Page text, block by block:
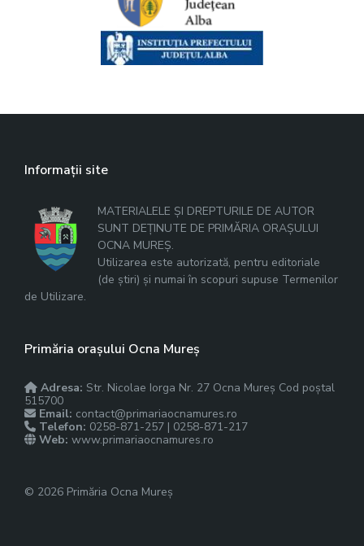
Informații site
MATERIALELE ȘI DREPTURILE DE AUTOR
SUNT DEȚINUTE DE PRIMĂRIA ORAȘULUI
OCNA MUREȘ.
Utilizarea este autorizată, pentru editoriale
(de știri) și numai în scopuri supuse Termenilor
de Utilizare.
Primăria orașului Ocna Mureș
Adresa: Str. Nicolae Iorga Nr. 27 Ocna Mureș Cod poștal
515700
Email: contact@primariaocnamures.ro
Telefon: 0258-871-257 | 0258-871-217
Web: www.primariaocnamures.ro
© 2026 Primăria Ocna Mureș